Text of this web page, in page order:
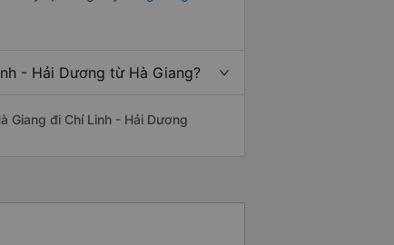
- Hải Dương từ Hà Giang?
Giang đi Chí Linh - Hải Dương